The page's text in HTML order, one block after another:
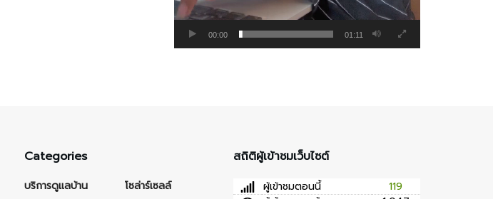
00:00 01:11
Categories
บริการดูแลบ้าน
โซล่าร์เซลล์
สถิติผู้เข้าชมเว็บไซต์
ผู้เข้าชมตอนนี้
119